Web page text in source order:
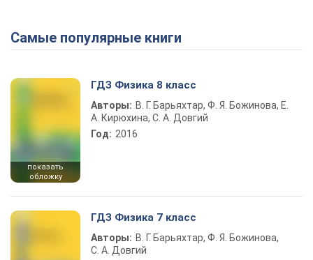
Play Video
Самые популярные книги
показать
обложку
ГДЗ Физика 8 класс
Авторы: В. Г. Барьяхтар, Ф. Я. Божинова, Е.
А. Кирюхина, С. А. Довгий
Год: 2016
ГДЗ Физика 7 класс
Авторы: В. Г. Барьяхтар, Ф. Я. Божинова,
С. А. Довгий